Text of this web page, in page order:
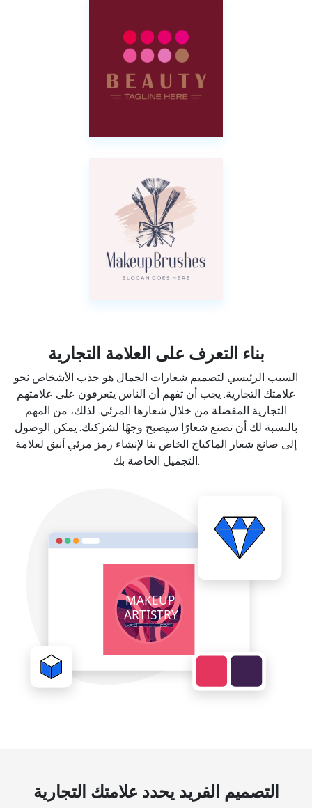
بناء التعرف على العلامة التجارية
السبب الرئيسي لتصميم شعارات الجمال هو جذب الأشخاص نحو
علامتك التجارية. يجب أن تفهم أن الناس يتعرفون على علامتهم
التجارية المفضلة من خلال شعارها المرئي. لذلك، من المهم
بالنسبة لك أن تصنع شعارًا سيصبح وجهًا لشركتك. يمكن الوصول
إلى صانع شعار الماكياج الخاص بنا لإنشاء رمز مرئي أنيق لعلامة
التجميل الخاصة بك.
التصميم الفريد يحدد علامتك التجارية